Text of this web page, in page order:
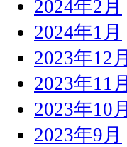
2024年2月
2024年1月
2023年12月
2023年11月
2023年10月
2023年9月